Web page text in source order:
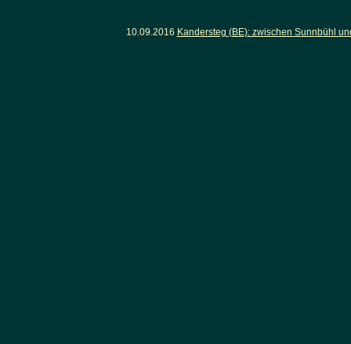
10.09.2016 Kandersteg (BE): zwischen Sunnbühl